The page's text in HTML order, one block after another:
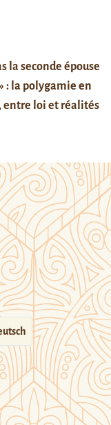
la seconde épouse
: la polygamie en
entre loi et réalités